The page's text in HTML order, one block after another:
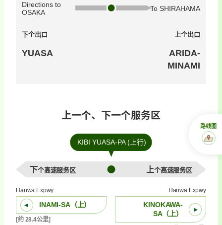
Directions to
OSAKA
下个出口
YUASA
To SHIRAHAMA
上个出口
ARIDA-
MINAMI
上一个、下一个服务区
KIBI YUASA-PA (上行)
下个高速服务区 上个高速服务区
Hanwa Expwy
INAMI-SA（上）
[约 28.4公里]
Hanwa Expwy
KINOKAWA-
SA（上）
路线图